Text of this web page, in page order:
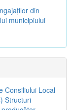
din
municipiului
Consiliului Local
Structuri